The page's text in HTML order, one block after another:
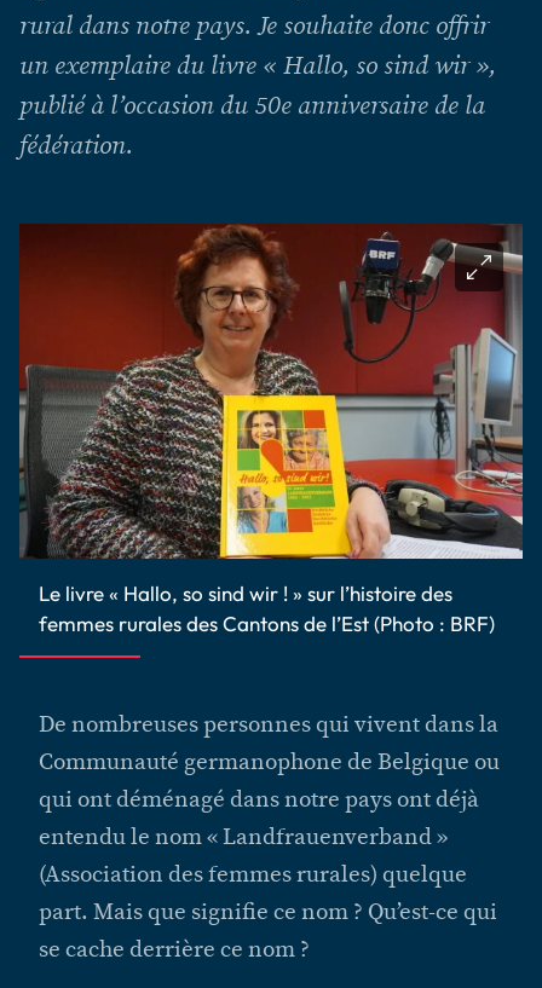
rural dans notre pays. Je souhaite donc offrir
un exemplaire du livre « Hallo, so sind wir »,
publié à l’occasion du 50e anniversaire de la
fédération.
Le livre « Hallo, so sind wir ! » sur l’histoire des
femmes rurales des Cantons de l’Est (Photo : BRF)
De nombreuses personnes qui vivent dans la
Communauté germanophone de Belgique ou
qui ont déménagé dans notre pays ont déjà
entendu le nom « Landfrauenverband »
(Association des femmes rurales) quelque
part. Mais que signifie ce nom ? Qu’est-ce qui
se cache derrière ce nom ?